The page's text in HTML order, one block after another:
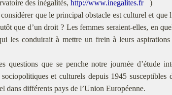
des inégalités, http://www.inegalites.fr
)
que le principal obstacle est culturel et que
que d’un droit ? Les femmes seraient-elles, en
les conduirait à mettre un frein à leurs
questions que se penche notre journée d’étude
et culturels depuis 1945
dans différents pays de l’Union Européenne.